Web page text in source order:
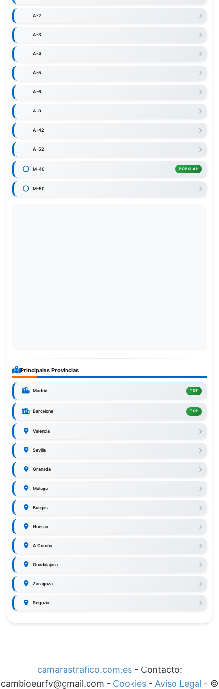
A-2
A-3
A-4
A-5
A-6
A-8
A-42
A-52
M-40 POPULAR
M-50
Principales Provincias
Madrid TOP
Barcelona TOP
Valencia
Sevilla
Granada
Málaga
Burgos
Huesca
A Coruña
Guadalajara
Zaragoza
Segovia
camarastrafico.com.es- Contacto:
cambioeurfv@gmail.com - Cookies - Aviso Legal - ©